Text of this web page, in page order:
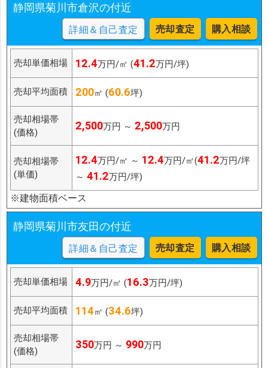
静岡県菊川市倉沢の付近
詳細＆自己査定 売却査定 購入相談
売却単価相場 12.4万円/㎡ (41.2万円/坪)
売却平均面積 200㎡ (60.6坪)
売却相場帯
(価格)
2,500万円 ～ 2,500万円
売却相場帯
(単価)
12.4万円/㎡ ～ 12.4万円/㎡(41.2万円/坪
～ 41.2万円/坪)
※建物面積ベース
静岡県菊川市友田の付近
詳細＆自己査定 売却査定 購入相談
売却単価相場 4.9万円/㎡ (16.3万円/坪)
売却平均面積 114㎡ (34.6坪)
売却相場帯
(価格)
350万円 ～ 990万円